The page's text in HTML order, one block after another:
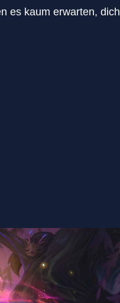
es kaum erwarten, dich